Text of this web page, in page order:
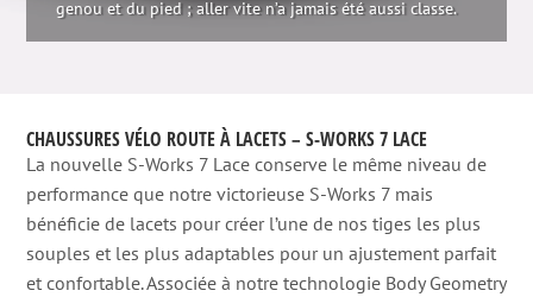
genou et du pied ; aller vite n’a jamais été aussi classe.
CHAUSSURES VÉLO ROUTE À LACETS – S-WORKS 7 LACE
La nouvelle S-Works 7 Lace conserve le même niveau de
performance que notre victorieuse S-Works 7 mais
bénéficie de lacets pour créer l’une de nos tiges les plus
souples et les plus adaptables pour un ajustement parfait
et confortable. Associée à notre technologie Body Geometry